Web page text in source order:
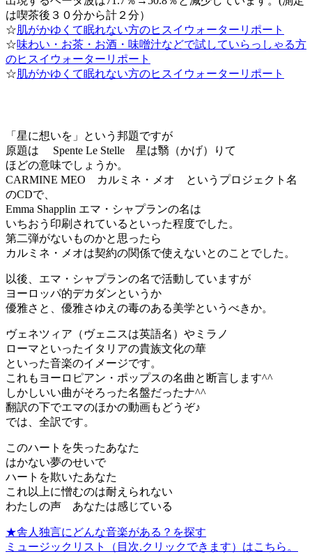
は喫茶後３０分から計２分）
☆肌がかゆくて眠れない方のヒスイウォーターリポート
☆味わい・お茶・お酒・味噌汁などで試していらっしゃる方
のヒスイウォーターリポート
☆肌がかゆくて眠れない方のヒスイウォーターリポート
「星に想いを」という邦題ですが
原題は Spente Le Stelle 星は翳（かげ）りて
ほどの意味でしょうか。
CARMINE MEO カルミネ・メオ というプロジェクト名
のCDで、
Emma Shapplin エマ・シャプランの名は
いちおう印刷されているといった程度でした。
第二弾がないものかと思ったら
カルミネ・メオは契約の関係で使えないとのことでした。
以後、エマ・シャプランの名で活動していますが
ヨーロッパ的デカダンというか
優雅さと、優雅さゆえの毒のある美学というべきか。
ヴェネツィア（ヴェニスは英語名）やミラノ
ローマといったイタリアの貴族文化の華
といった音楽のイメージです。
これもヨーロピアン・ポップスの名曲と断言します^^
しかしいい曲がそろった名盤だったナ^^
翻訳の下でエマのほかの動画もどうぞ♪
では、全訳です。
このハートを失ったあなた
はかない夢のせいで
ハートを欺いたあなた
これ以上に憎むのは耐えられない
わたしの声 あなたは感じている
★舎人独言にどんな音楽がある？を探す
ミュージックリスト（目次.クリックできます）はこちら。